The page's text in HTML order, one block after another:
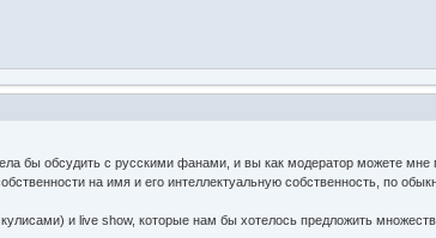
бы обсудить с русскими фанами, и вы как модератор можете мне
на имя и его интеллектуальную собственность, по
и live show, которые нам бы хотелось предложить